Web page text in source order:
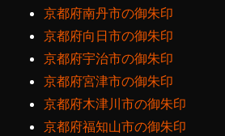
京都府南丹市の御朱印
京都府向日市の御朱印
京都府宇治市の御朱印
京都府宮津市の御朱印
京都府木津川市の御朱印
京都府福知山市の御朱印